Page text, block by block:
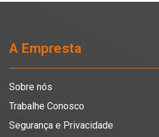
A Empresta
Sobre nós
Trabalhe Conosco
Segurança e Privacidade